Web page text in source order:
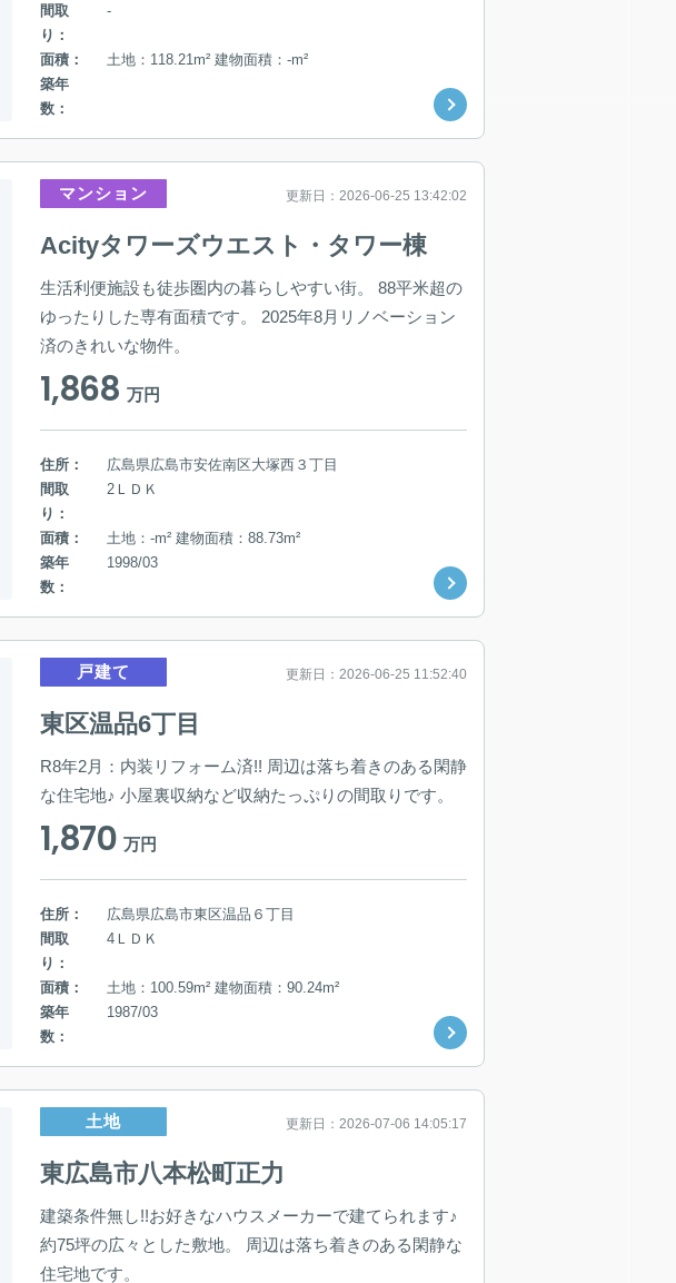
間取
り：
-
面積：
土地：118.21m² 建物面積：-m²
築年
数：
マンション 更新日：2026-06-25 13:42:02
Acityタワーズウエスト・タワー棟
生活利便施設も徒歩圏内の暮らしやすい街。 88平米超の
ゆったりした専有面積です。 2025年8月リノベーション
済のきれいな物件。
1,868 万円
住所：
広島県広島市安佐南区大塚西３丁目
間取
り：
2ＬＤＫ
面積：
土地：-m² 建物面積：88.73m²
築年
数：
1998/03
戸建て 更新日：2026-06-25 11:52:40
東区温品6丁目
R8年2月：内装リフォーム済!! 周辺は落ち着きのある閑静
な住宅地♪ 小屋裏収納など収納たっぷりの間取りです。
1,870 万円
住所：
広島県広島市東区温品６丁目
間取
り：
4ＬＤＫ
面積：
土地：100.59m² 建物面積：90.24m²
築年
数：
1987/03
土地 更新日：2026-07-06 14:05:17
東広島市八本松町正力
建築条件無し!!お好きなハウスメーカーで建てられます♪
約75坪の広々とした敷地。 周辺は落ち着きのある閑静な
住宅地です。